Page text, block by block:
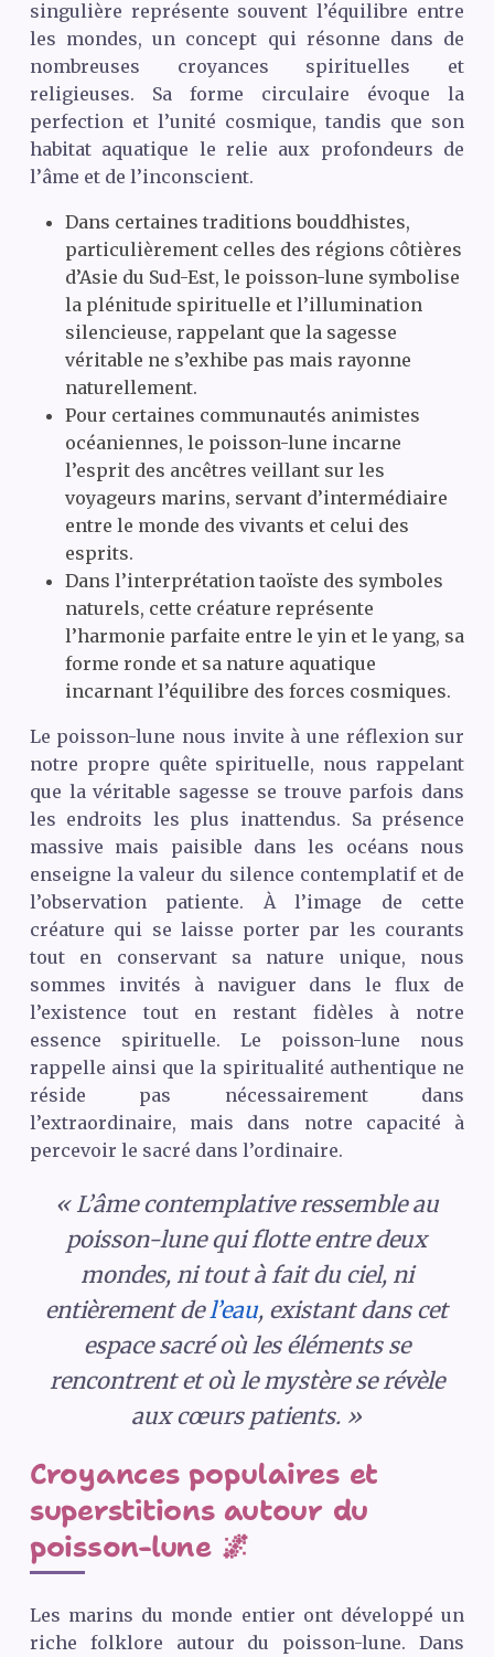
singulière représente souvent l’équilibre entre
les mondes, un concept qui résonne dans de
nombreuses croyances spirituelles et
religieuses. Sa forme circulaire évoque la
perfection et l’unité cosmique, tandis que son
habitat aquatique le relie aux profondeurs de
l’âme et de l’inconscient.
Dans certaines traditions bouddhistes,
particulièrement celles des régions côtières
d’Asie du Sud-Est, le poisson-lune symbolise
la plénitude spirituelle et l’illumination
silencieuse, rappelant que la sagesse
véritable ne s’exhibe pas mais rayonne
naturellement.
Pour certaines communautés animistes
océaniennes, le poisson-lune incarne
l’esprit des ancêtres veillant sur les
voyageurs marins, servant d’intermédiaire
entre le monde des vivants et celui des
esprits.
Dans l’interprétation taoïste des symboles
naturels, cette créature représente
l’harmonie parfaite entre le yin et le yang, sa
forme ronde et sa nature aquatique
incarnant l’équilibre des forces cosmiques.
Le poisson-lune nous invite à une réflexion sur
notre propre quête spirituelle, nous rappelant
que la véritable sagesse se trouve parfois dans
les endroits les plus inattendus. Sa présence
massive mais paisible dans les océans nous
enseigne la valeur du silence contemplatif et de
l’observation patiente. À l’image de cette
créature qui se laisse porter par les courants
tout en conservant sa nature unique, nous
sommes invités à naviguer dans le flux de
l’existence tout en restant fidèles à notre
essence spirituelle. Le poisson-lune nous
rappelle ainsi que la spiritualité authentique ne
réside pas nécessairement dans
l’extraordinaire, mais dans notre capacité à
percevoir le sacré dans l’ordinaire.
« L’âme contemplative ressemble au
poisson-lune qui flotte entre deux
mondes, ni tout à fait du ciel, ni
entièrement de l’eau, existant dans cet
espace sacré où les éléments se
rencontrent et où le mystère se révèle
aux cœurs patients. »
Croyances populaires et
superstitions autour du
poisson-lune 🌌
Les marins du monde entier ont développé un
riche folklore autour du poisson-lune. Dans